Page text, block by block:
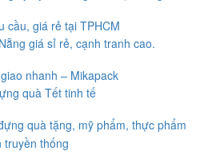
cầu, giá rẻ tại TPHCM
nhanh – Mikapack
quà tặng, mỹ phẩm, thực phẩm